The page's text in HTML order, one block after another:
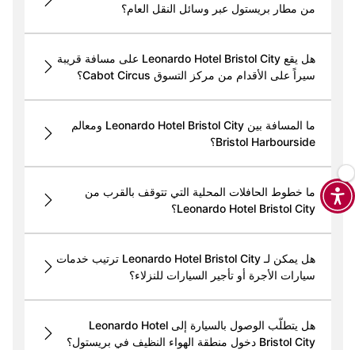
من مطار بريستول عبر وسائل النقل العام؟
هل يقع Leonardo Hotel Bristol City على مسافة قريبة
سيراً على الأقدام من مركز التسوق Cabot Circus؟
ما المسافة بين Leonardo Hotel Bristol City ومعالم
Bristol Harbourside؟
ما خطوط الحافلات المحلية التي تتوقف بالقرب من
Leonardo Hotel Bristol City؟
هل يمكن لـ Leonardo Hotel Bristol City ترتيب خدمات
سيارات الأجرة أو تأجير السيارات للنزلاء؟
هل يتطلّب الوصول بالسيارة إلى Leonardo Hotel
Bristol City دخول منطقة الهواء النظيف في بريستول؟